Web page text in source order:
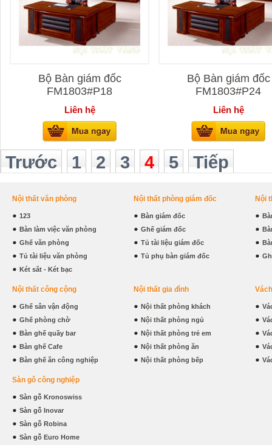
Bộ Bàn giám đốc
FM1803#P18
Liên hệ
Bộ Bàn giám đốc
FM1803#P24
Liên hệ
Trước 1 2 3 4 5 Tiếp
Nội thất văn phòng
123
Bàn làm việc văn phòng
Ghế văn phòng
Tủ tài liệu văn phòng
Két sắt - Két bạc
Nội thất phòng giám đốc
Bàn giám đốc
Ghế giám đốc
Tủ tài liệu giám đốc
Tủ phụ bàn giám đốc
Nội
Nội thất công cộng
Ghế sân vận động
Ghế phòng chờ
Bàn ghế quầy bar
Bàn ghế Cafe
Bàn ghế ăn công nghiệp
Nội thất gia đình
Nội thất phòng khách
Nội thất phòng ngủ
Nội thất phòng trẻ em
Nội thất phòng ăn
Nội thất phòng bếp
Sàn gỗ công nghiệp
Sàn gỗ Kronoswiss
Sàn gỗ Inovar
Sàn gỗ Robina
Sàn gỗ Euro Home